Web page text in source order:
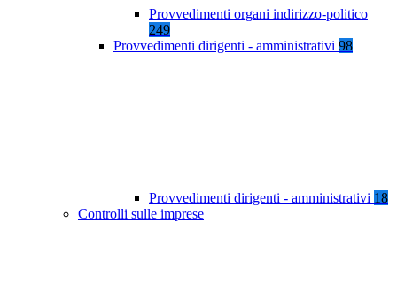
Provvedimenti organi indirizzo-politico
249
Provvedimenti dirigenti - amministrativi 98
Provvedimenti dirigenti - amministrativi 18
Controlli sulle imprese